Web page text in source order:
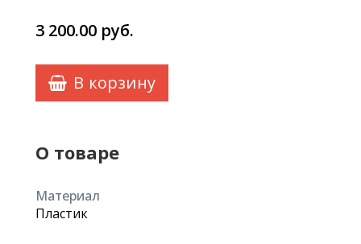
3 200.00 руб.
В корзину
О товаре
Материал
Пластик